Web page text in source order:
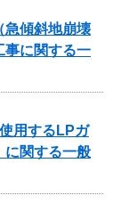
急傾斜地崩壊
に関する一
用するLPガ
に関する一般